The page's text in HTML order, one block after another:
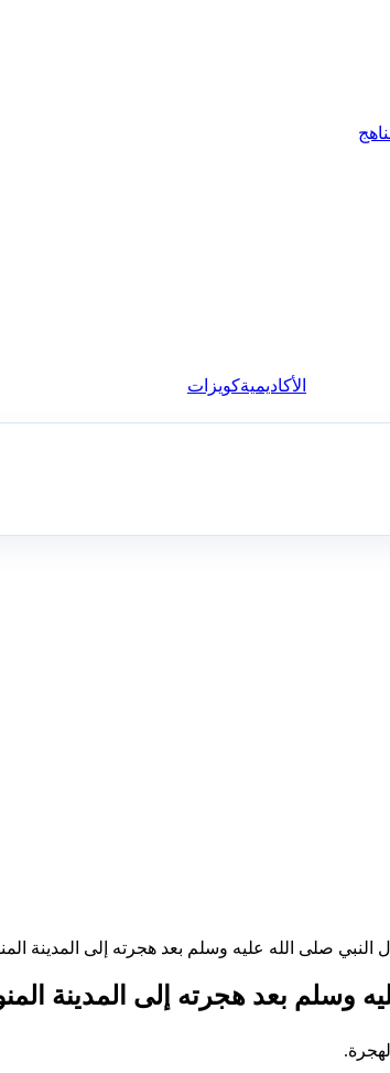
الأكاديميةكويزات
النبي صلى الله عليه وسلم بعد هجرته إلى المدينة
وسلم بعد هجرته إلى المدينة